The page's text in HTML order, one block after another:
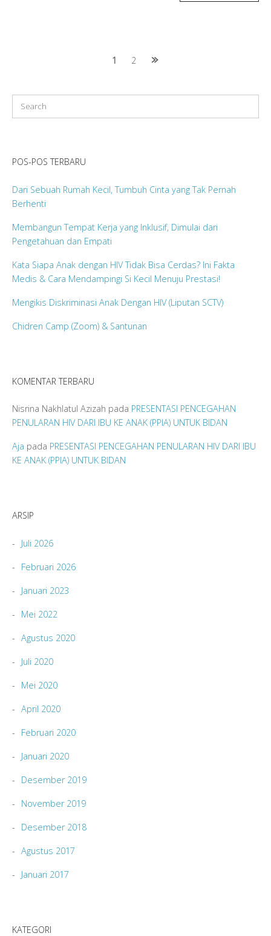
1 2
POS-POS TERBARU
Dari Sebuah Rumah Kecil, Tumbuh Cinta yang Tak Pernah
Berhenti
Membangun Tempat Kerja yang Inklusif, Dimulai dari
Pengetahuan dan Empati
Kata Siapa Anak dengan HIV Tidak Bisa Cerdas? Ini Fakta
Medis & Cara Mendampingi Si Kecil Menuju Prestasi!
Mengikis Diskriminasi Anak Dengan HIV (Liputan SCTV)
Chidren Camp (Zoom) & Santunan
KOMENTAR TERBARU
Nisrina Nakhlatul Azizah pada PRESENTASI PENCEGAHAN
PENULARAN HIV DARI IBU KE ANAK (PPIA) UNTUK BIDAN
Aja pada PRESENTASI PENCEGAHAN PENULARAN HIV DARI IBU
KE ANAK (PPIA) UNTUK BIDAN
ARSIP
Juli 2026
Februari 2026
Januari 2023
Mei 2022
Agustus 2020
Juli 2020
Mei 2020
April 2020
Februari 2020
Januari 2020
Desember 2019
November 2019
Desember 2018
Agustus 2017
Januari 2017
KATEGORI